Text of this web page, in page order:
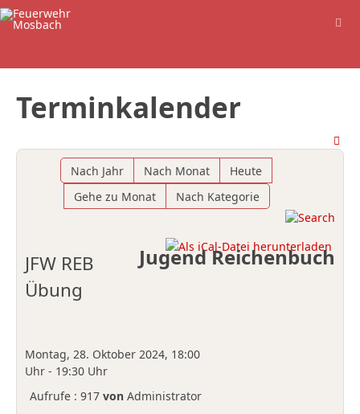
Terminkalender
Nach Jahr Nach Monat
Heute
Gehe zu Monat
Nach Kategorie
Jugend Reichenbuch
JFW REB
Übung
Montag, 28. Oktober 2024, 18:00
Uhr - 19:30 Uhr
Aufrufe: 917 von Administrator